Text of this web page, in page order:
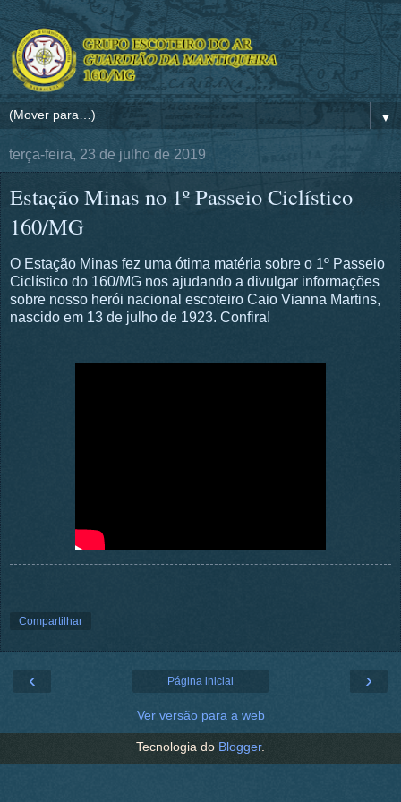
▼
terça-feira, 23 de julho de 2019
Estação Minas no 1º Passeio Ciclístico
160/MG
O Estação Minas fez uma ótima matéria sobre o 1º Passeio
Ciclístico do 160/MG nos ajudando a divulgar informações
sobre nosso herói nacional escoteiro Caio Vianna Martins,
nascido em 13 de julho de 1923. Confira!
Compartilhar
‹ ›
Página inicial
Ver versão para a web
Tecnologia do Blogger.